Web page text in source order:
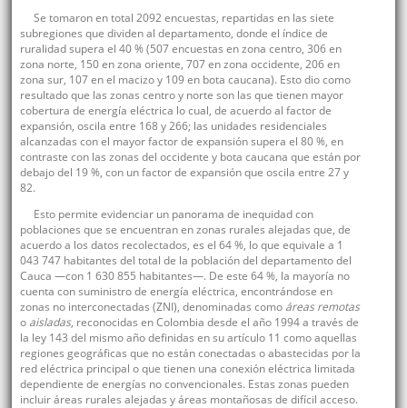
Se tomaron en total 2092 encuestas, repartidas en las siete
subregiones que dividen al departamento, donde el índice de
ruralidad supera el 40 % (507 encuestas en zona centro, 306 en
zona norte, 150 en zona oriente, 707 en zona occidente, 206 en
zona sur, 107 en el macizo y 109 en bota caucana). Esto dio como
resultado que las zonas centro y norte son las que tienen mayor
cobertura de energía eléctrica lo cual, de acuerdo al factor de
expansión, oscila entre 168 y 266; las unidades residenciales
alcanzadas con el mayor factor de expansión supera el 80 %, en
contraste con las zonas del occidente y bota caucana que están por
debajo del 19 %, con un factor de expansión que oscila entre 27 y
82.
Esto permite evidenciar un panorama de inequidad con
poblaciones que se encuentran en zonas rurales alejadas que, de
acuerdo a los datos recolectados, es el 64 %, lo que equivale a 1
043 747 habitantes del total de la población del departamento del
Cauca —con 1 630 855 habitantes—. De este 64 %, la mayoría no
cuenta con suministro de energía eléctrica, encontrándose en
zonas no interconectadas (ZNI), denominadas como áreas remotas
o aisladas, reconocidas en Colombia desde el año 1994 a través de
la ley 143 del mismo año definidas en su artículo 11 como aquellas
regiones geográficas que no están conectadas o abastecidas por la
red eléctrica principal o que tienen una conexión eléctrica limitada
dependiente de energías no convencionales. Estas zonas pueden
incluir áreas rurales alejadas y áreas montañosas de difícil acceso.